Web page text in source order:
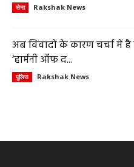
सेना Rakshak News
अब विवादों के कारण चर्चा में
‘हार्मनी ऑफ द...
पुलिस Rakshak News